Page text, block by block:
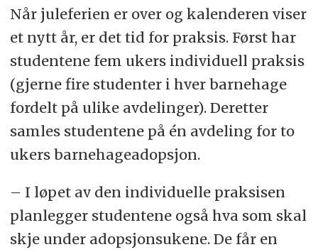
Når juleferien er over og kalenderen viser
et nytt år, er det tid for praksis. Først har
studentene fem ukers individuell praksis
(gjerne fire studenter i hver barnehage
fordelt på ulike avdelinger). Deretter
samles studentene på én avdeling for to
ukers barnehageadopsjon.
– I løpet av den individuelle praksisen
planlegger studentene også hva som skal
skje under adopsjonsukene. De får en